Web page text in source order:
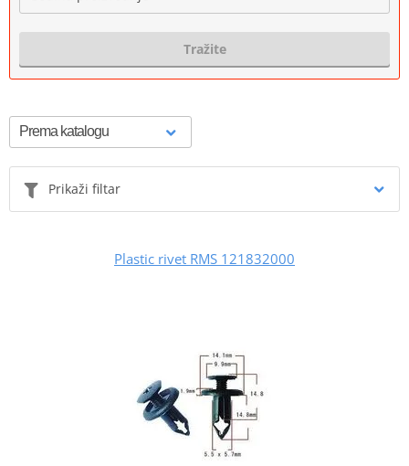
Tražite
Prikaži filtar
Plastic rivet RMS 121832000